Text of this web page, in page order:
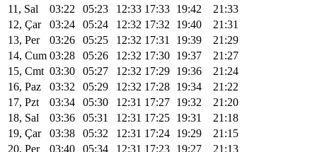
11, Sal
03:22 05:23 12:33 17:33 19:42
21:33
12, Çar
03:24 05:24 12:32 17:32 19:40
21:31
13, Per
03:26 05:25 12:32 17:31 19:39
21:29
14, Cum 03:28 05:26 12:32 17:30 19:37
21:27
15, Cmt 03:30 05:27 12:32 17:29 19:36
21:24
16, Paz
03:32 05:29 12:32 17:28 19:34
21:22
17, Pzt
03:34 05:30 12:31 17:27 19:32
21:20
18, Sal
03:36 05:31 12:31 17:25 19:31
21:18
19, Çar
03:38 05:32 12:31 17:24 19:29
21:15
20, Per
03:40 05:34 12:31 17:23 19:27 21:13